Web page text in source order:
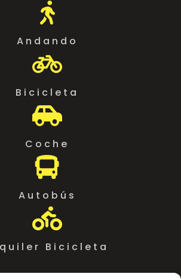

Andando

Bicicleta

Coche

Autobús

Bicicleta